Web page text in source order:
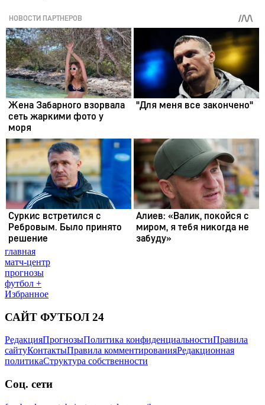
главная
матч-центр
прогнозы
футбол +
Избранное
САЙТ ФУТБОЛ 24
РедакцияПрогнозыПолитика конфиденциальностиПравила
сайтуКонтактыПравила комментированияРедакционная
политикаСтруктура собственности
Соц. сети